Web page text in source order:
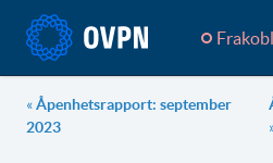
«Åpenhetsrapport: september
2023